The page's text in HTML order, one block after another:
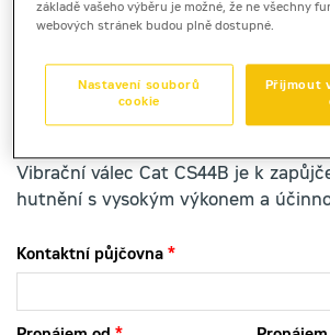
Vibrační válec Cat CS44B je k
hutnění s vysokým výkonem a
Kontaktní půjčovna
základě vašeho výběru je možné, že ne všechny
webových stránek budou plně dostupné.
Přijmout
Nastavení souborů
cookie